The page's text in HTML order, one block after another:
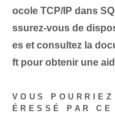
ocole TCP/IP dans
ssurez-vous de
es et consultez la
ft pour obtenir une
VOUS
ÉRESSÉ PAR